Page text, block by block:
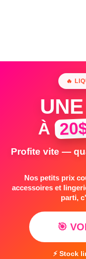
🔥
À
Profite vite —
Nos petits prix
accessoires et
parti,
🎯
⚡ Stock